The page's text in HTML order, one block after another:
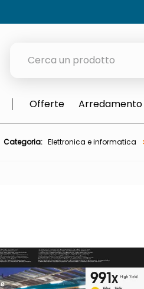
meme
pattumiera raccolta
elenco telefonico
Offerte Arredamento
Categoria: Elettronica e informatica